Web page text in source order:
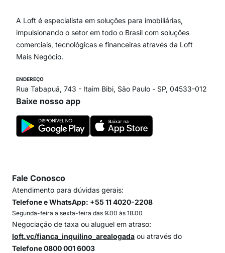
Paraíso
Itaim Bibi
A Loft é especialista em soluções para imobiliárias,
impulsionando o setor em todo o Brasil com soluções
comerciais, tecnológicas e financeiras através da Loft
Mais Negócio.
ENDEREÇO
Rua Tabapuã, 743 - Itaim Bibi, São Paulo - SP, 04533-012
Baixe nosso app
Fale Conosco
Atendimento para dúvidas gerais:
Telefone e WhatsApp: +55 11 4020-2208
Segunda-feira a sexta-feira das 9:00 às 18:00
Negociação de taxa ou aluguel em atraso:
loft.vc/fianca_inquilino_arealogada ou através do
Telefone 0800 001 6003